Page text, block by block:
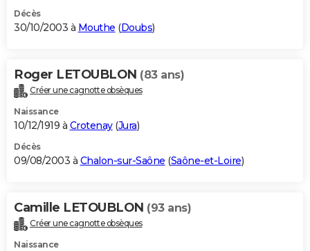
Décès
30/10/2003 à Mouthe (Doubs)
Roger LETOUBLON (83 ans)
Créer une cagnotte obsèques
Naissance
10/12/1919 à Crotenay(Jura)
Décès
09/08/2003 à Chalon-sur-Saône (Saône-et-Loire)
Camille LETOUBLON (93 ans)
Créer une cagnotte obsèques
Naissance